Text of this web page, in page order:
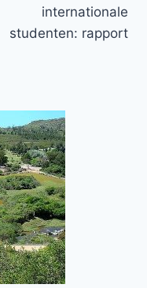
internationale
studenten: rapport